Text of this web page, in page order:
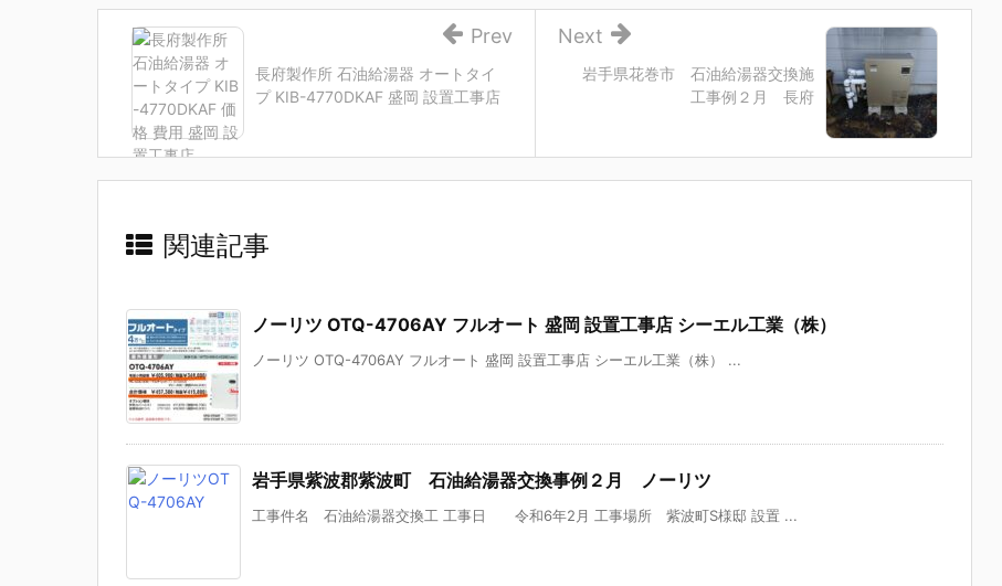
岩手県花巻市 石油給湯器交換施
工事例２月 長府
Next
長府製作所 石油給湯器 オートタイ
プ KIB-4770DKAF 盛岡 設置工事店
Prev
関連記事
ノーリツ OTQ-4706AY フルオート 盛岡 設置工事店 シーエル工業（株）
ノーリツ OTQ-4706AY フルオート 盛岡 設置工事店 シーエル工業（株） ...
岩手県紫波郡紫波町 石油給湯器交換事例２月 ノーリツ
工事件名 石油給湯器交換工 工事日 令和6年2月 工事場所 紫波町S様邸 設置 ...